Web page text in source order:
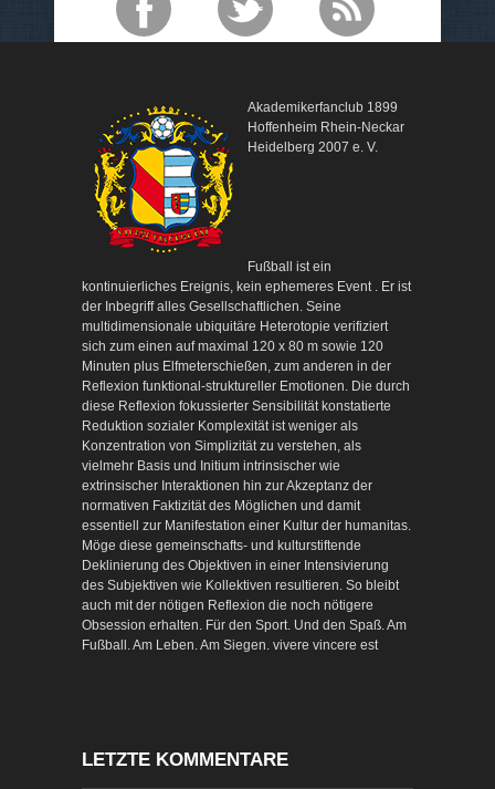
Akademikerfanclub 1899
Hoffenheim Rhein-Neckar
Heidelberg 2007 e. V.
Fußball ist ein
kontinuierliches Ereignis, kein ephemeres Event . Er ist
der Inbegriff alles Gesellschaftlichen. Seine
multidimensionale ubiquitäre Heterotopie verifiziert
sich zum einen auf maximal 120 x 80 m sowie 120
Minuten plus Elfmeterschießen, zum anderen in der
Reflexion funktional-struktureller Emotionen. Die durch
diese Reflexion fokussierter Sensibilität konstatierte
Reduktion sozialer Komplexität ist weniger als
Konzentration von Simplizität zu verstehen, als
vielmehr Basis und Initium intrinsischer wie
extrinsischer Interaktionen hin zur Akzeptanz der
normativen Faktizität des Möglichen und damit
essentiell zur Manifestation einer Kultur der humanitas.
Möge diese gemeinschafts- und kulturstiftende
Deklinierung des Objektiven in einer Intensivierung
des Subjektiven wie Kollektiven resultieren. So bleibt
auch mit der nötigen Reflexion die noch nötigere
Obsession erhalten. Für den Sport. Und den Spaß. Am
Fußball. Am Leben. Am Siegen. vivere vincere est
LETZTE KOMMENTARE